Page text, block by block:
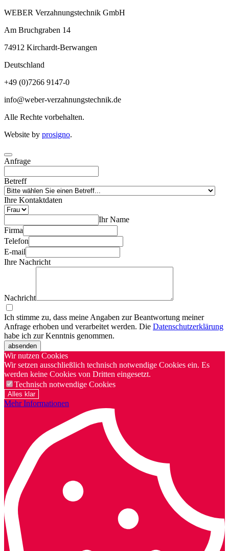
WEBER Verzahnungstechnik GmbH
Am Bruchgraben 14
74912 Kirchardt-Berwangen
Deutschland
+49 (0)7266 9147-0
info@weber-verzahnungstechnik.de
Alle Rechte vorbehalten.
Website by prosigno.
Anfrage
Betreff
Ihre Kontaktdaten
Ihr Name
Firma
Telefon
E-mail
Ihre Nachricht
Nachricht
Ich stimme zu, dass meine Angaben zur Beantwortung meiner
Anfrage erhoben und verarbeitet werden. Die Datenschutzerklärung
habe ich zur Kenntnis genommen.
absenden
Wir nutzen Cookies
Wir setzen ausschließlich technisch notwendige Cookies ein. Es
werden keine Cookies von Dritten eingesetzt.
Technisch notwendige Cookies
Alles klar
Mehr Informationen